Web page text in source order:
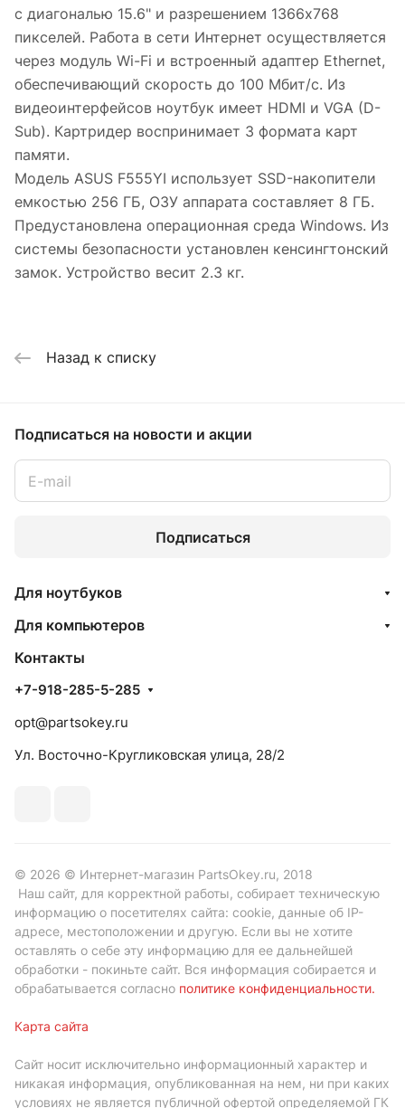
с диагональю 15.6" и разрешением 1366x768
пикселей. Работа в сети Интернет осуществляется
через модуль Wi-Fi и встроенный адаптер Ethernet,
обеспечивающий скорость до 100 Мбит/с. Из
видеоинтерфейсов ноутбук имеет HDMI и VGA (D-
Sub). Картридер воспринимает 3 формата карт
памяти.
Модель ASUS F555YI использует SSD-накопители
емкостью 256 ГБ, ОЗУ аппарата составляет 8 ГБ.
Предустановлена операционная среда Windows. Из
системы безопасности установлен кенсингтонский
замок. Устройство весит 2.3 кг.
Назад к списку
Подписаться на новости и акции
Подписаться
Для ноутбуков
Для компьютеров
Контакты
+7-918-285-5-285
opt@partsokey.ru
Ул. Восточно-Кругликовская улица, 28/2
© 2026 © Интернет-магазин PartsOkey.ru, 2018
Наш сайт, для корректной работы, собирает техническую
информацию о посетителях сайта: cookie, данные об IP-
адресе, местоположении и другую. Если вы не хотите
оставлять о себе эту информацию для ее дальнейшей
обработки - покиньте сайт. Вся информация собирается и
обрабатывается согласно политике конфиденциальности.
Карта сайта
Сайт носит исключительно информационный характер и
никакая информация, опубликованная на нем, ни при каких
условиях не является публичной офертой определяемой ГК